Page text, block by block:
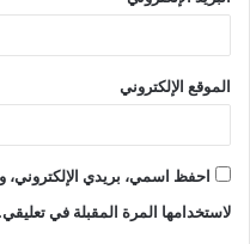
الموقع الإلكتروني
احفظ اسمي، بريدي الإلكتروني،
لاستخدامها المرة المقبلة في تعليقي.